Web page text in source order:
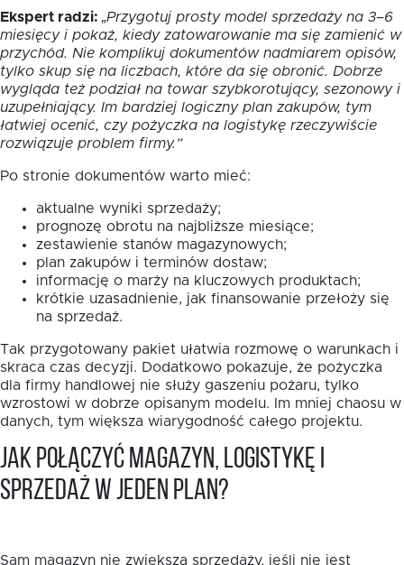
Ekspert radzi: „Przygotuj prosty model sprzedaży na 3–6
miesięcy i pokaż, kiedy zatowarowanie ma się zamienić w
przychód. Nie komplikuj dokumentów nadmiarem opisów,
tylko skup się na liczbach, które da się obronić. Dobrze
wygląda też podział na towar szybkorotujący, sezonowy i
uzupełniający. Im bardziej logiczny plan zakupów, tym
łatwiej ocenić, czy pożyczka na logistykę rzeczywiście
rozwiązuje problem firmy.”
Po stronie dokumentów warto mieć:
aktualne wyniki sprzedaży;
prognozę obrotu na najbliższe miesiące;
zestawienie stanów magazynowych;
plan zakupów i terminów dostaw;
informację o marży na kluczowych produktach;
krótkie uzasadnienie, jak finansowanie przełoży się
na sprzedaż.
Tak przygotowany pakiet ułatwia rozmowę o warunkach i
skraca czas decyzji. Dodatkowo pokazuje, że pożyczka
dla firmy handlowej nie służy gaszeniu pożaru, tylko
wzrostowi w dobrze opisanym modelu. Im mniej chaosu w
danych, tym większa wiarygodność całego projektu.
Jak połączyć magazyn, logistykę i
sprzedaż w jeden plan?
Sam magazyn nie zwiększa sprzedaży, jeśli nie jest